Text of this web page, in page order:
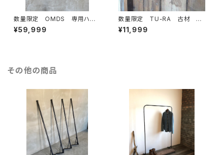
数量限定 OMDS 専用ハン
ガー付き ディスプレイ 古
材 ガラスケース ショーケー
¥59,999
数量限定 TU-RA 古材 ア
イアン 棚受け 棚板 ブラケ
ット インダストリアル 花台
¥11,999
その他の商品